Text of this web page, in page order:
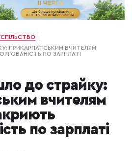
ПРИКАРПАТСЬКИМ ВЧИТЕЛЯМ
ПО ЗАРПЛАТІ
до страйку:
вчителям
по зарплаті